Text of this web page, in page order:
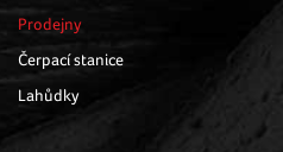
Prodejny
Čerpací stanice
Lahůdky